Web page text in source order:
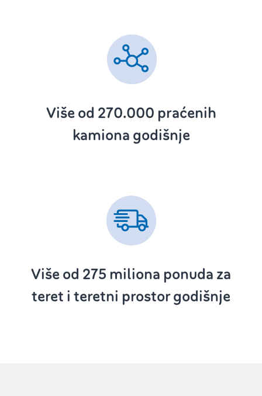
Više od 270.000 ‌ praćenih
kamiona godišnje
Više od 275 ‌ miliona ponuda za
teret i teretni prostor godišnje